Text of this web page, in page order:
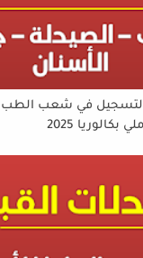
التسجيل في شعب الطب
2025